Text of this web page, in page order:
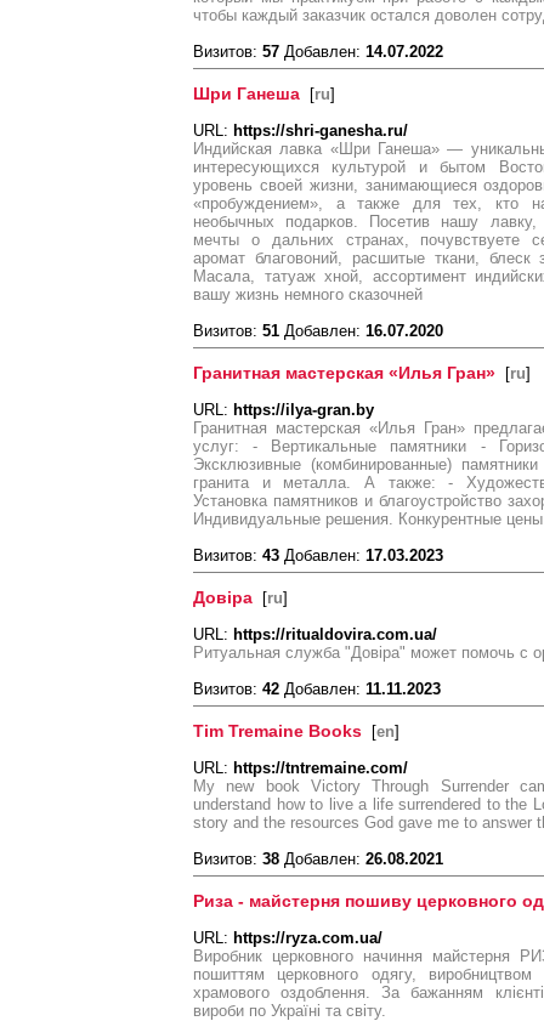
чтобы каждый заказчик остался доволен
Визитов: 57 Добавлен: 14.07.2022
Шри Ганеша [ru]
URL: https://shri-ganesha.ru/
Индийская лавка «Шри Ганеша» —
интересующихся культурой и бытом
уровень своей жизни, занимающиеся
«пробуждением», а также для тех, кто
необычных подарков. Посетив нашу
мечты о дальних странах, почувствуете
аромат благовоний, расшитые ткани,
Масала, татуаж хной, ассортимент
вашу жизнь немного сказочней
Визитов: 51 Добавлен: 16.07.2020
Гранитная мастерская «Илья Гран» [ru]
URL: https://ilya-gran.by
Гранитная мастерская «Илья Гран»
услуг: - Вертикальные памятники -
Эксклюзивные (комбинированные)
гранита и металла. А также: -
Установка памятников и благоустройство
Индивидуальные решения. Конкурентные
Визитов: 43 Добавлен: 17.03.2023
Довіра [ru]
URL: https://ritualdovira.com.ua/
Ритуальная служба "Довіра" может помочь с
Визитов: 42 Добавлен: 11.11.2023
Tim Tremaine Books [en]
URL: https://tntremaine.com/
My new book Victory Through Surrender
understand how to live a life surrendered to the
story and the resources God gave me to answer
Визитов: 38 Добавлен: 26.08.2021
Риза - майстерня пошиву церковного
URL: https://ryza.com.ua/
Виробник церковного начиння майстерня
пошиттям церковного одягу,
храмового оздоблення. За бажанням
вироби по Україні та світу.